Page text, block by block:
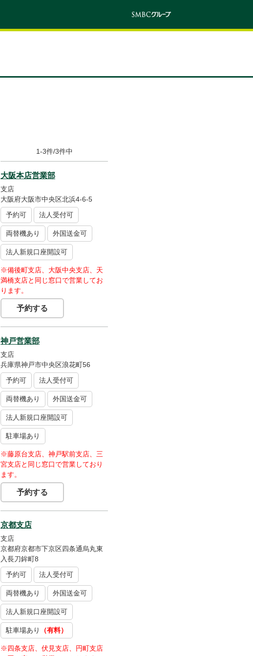
1-3件/3件中
大阪本店営業部
支店
大阪府大阪市中央区北浜4-6-5
予約可
法人受付可
両替機あり 外国送金可
法人新規口座開設可
※備後町支店、大阪中央支店、天
満橋支店と同じ窓口で営業してお
ります。
予約する
神戸営業部
支店
兵庫県神戸市中央区浪花町56
予約可
法人受付可
両替機あり 外国送金可
法人新規口座開設可
駐車場あり
※藤原台支店、神戸駅前支店、三
宮支店と同じ窓口で営業しており
ます。
予約する
京都支店
支店
京都府京都市下京区四条通烏丸東
入長刀鉾町8
予約可
法人受付可
両替機あり 外国送金可
法人新規口座開設可
駐車場あり （有料）
※四条支店、伏見支店、円町支店